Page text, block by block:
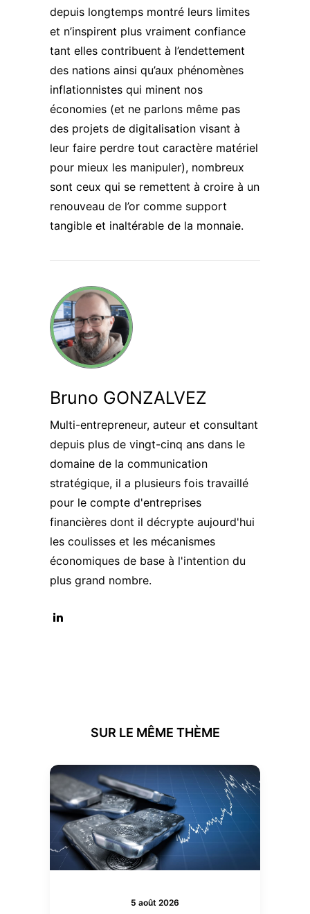
depuis longtemps montré leurs limites
et n’inspirent plus vraiment confiance
tant elles contribuent à l’endettement
des nations ainsi qu’aux phénomènes
inflationnistes qui minent nos
économies (et ne parlons même pas
des projets de digitalisation visant à
leur faire perdre tout caractère matériel
pour mieux les manipuler), nombreux
sont ceux qui se remettent à croire à un
renouveau de l’or comme support
tangible et inaltérable de la monnaie.
Bruno GONZALVEZ
Multi-entrepreneur, auteur et consultant
depuis plus de vingt-cinq ans dans le
domaine de la communication
stratégique, il a plusieurs fois travaillé
pour le compte d'entreprises
financières dont il décrypte aujourd'hui
les coulisses et les mécanismes
économiques de base à l'intention du
plus grand nombre.
SUR LE MÊME THÈME
5 août 2026